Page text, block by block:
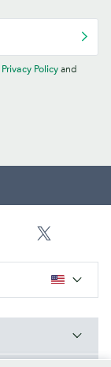
Privacy Policy and